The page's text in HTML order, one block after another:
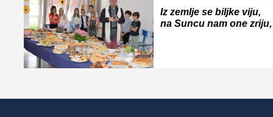
Iz zemlje se biljke viju,
na Suncu nam one zriju,